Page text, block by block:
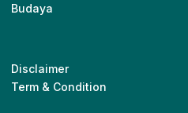
Budaya
Disclaimer
Term & Condition